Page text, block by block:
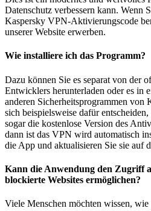
Datenschutz verbessern kann. Wenn
Kaspersky VPN-Aktivierungscode
unserer Website erwerben.
Wie installiere ich das Programm?
Dazu können Sie es separat von der
Entwicklers herunterladen oder es in
anderen Sicherheitsprogrammen von
sich beispielsweise dafür entscheiden,
sogar die kostenlose Version des
dann ist das VPN wird automatisch
die App und aktualisieren Sie sie auf
Kann die Anwendung den Zugriff
blockierte Websites ermöglichen?
Viele Menschen möchten wissen,